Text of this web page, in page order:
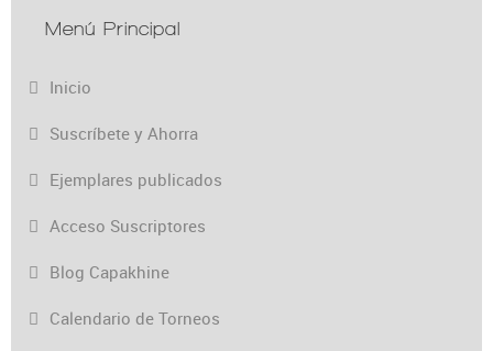
Menú Principal
Inicio
Suscríbete y Ahorra
Ejemplares publicados
Acceso Suscriptores
Blog Capakhine
Calendario de Torneos